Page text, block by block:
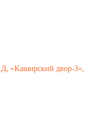
«Каширский двор-3»,